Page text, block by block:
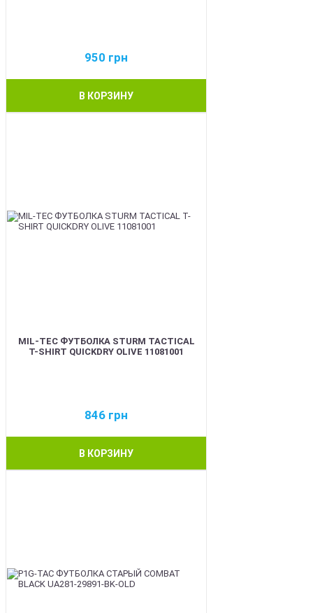
950 грн
В КОРЗИНУ
MIL-TEC ФУТБОЛКА STURM TACTICAL
T-SHIRT QUICKDRY OLIVE 11081001
846 грн
В КОРЗИНУ